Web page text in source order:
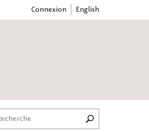
Connexion English